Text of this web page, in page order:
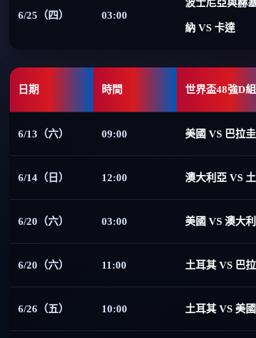
6/25（四） 03:00
波士尼亞與赫
納 VS 卡達
日期 時間 世界盃48強D組
6/13（六） 09:00 美國 VS 巴拉圭
6/14（日） 12:00 澳大利亞 VS
6/20（六） 03:00 美國 VS 澳大
6/20（六） 11:00 土耳其 VS 巴
6/26（五） 10:00 土耳其 VS 美國